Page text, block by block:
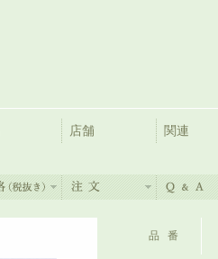
店舗 関連
品番